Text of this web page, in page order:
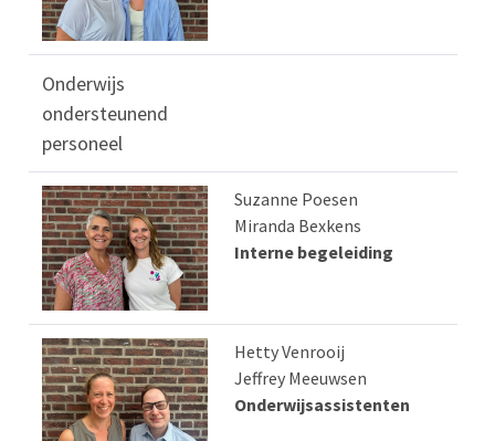
Onderwijs
ondersteunend
personeel
Suzanne Poesen
Miranda Bexkens
Interne begeleiding
Hetty Venrooij
Jeffrey Meeuwsen
Onderwijsassistenten